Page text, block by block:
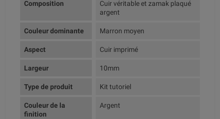
Composition
Cuir véritable et zamak plaqué
argent
Couleur dominante Marron moyen
Aspect Cuir imprimé
Largeur 10mm
Type de produit Kit tutoriel
Couleur de la
finition
Argent